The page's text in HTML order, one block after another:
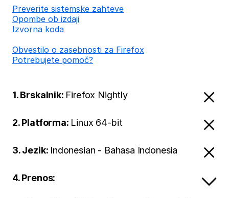
Preverite sistemske zahteve
Opombe ob izdaji
Izvorna koda
Obvestilo o zasebnosti za Firefox
Potrebujete pomoč?
1. Brskalnik: Firefox Nightly
2. Platforma: Linux 64-bit
3. Jezik: Indonesian - Bahasa Indonesia
4. Prenos: